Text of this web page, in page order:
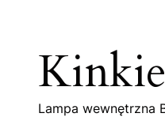
Lampa wewnętrzna